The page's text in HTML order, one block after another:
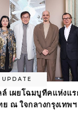
UPDATE
เผยโฉมบูทีคแห่งแร
ย ณ ใจกลางกรุงเทพฯ